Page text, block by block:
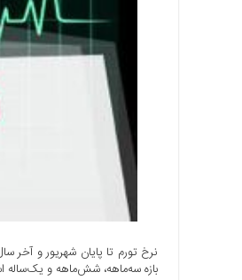
نرخ تورم تا پایان شهریور و آخر
بازه سه‌ماهه، شش‌ماهه و